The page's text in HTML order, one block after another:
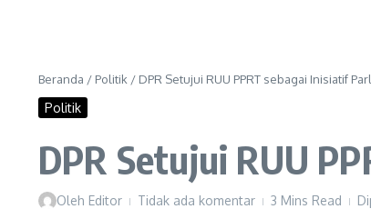
Beranda / Politik / DPR Setujui RUU PPRT sebagai Inisiatif
Politik
DPR Setujui RUU
Oleh Editor Tidak ada komentar 3 Mins Read